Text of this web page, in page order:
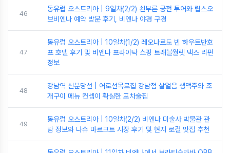
46
동유럽 오스트리아 | 9일차(2/2) 쇤부른 궁전 투어와 립스오
브비엔나 예약 방문 후기, 비엔나 야경 구경
47
동유럽 오스트리아 | 10일차(1/2) 레오나르도 빈 하우트반호
프 호텔 후기 및 비엔나 프라이탁 쇼핑 트래블월렛 택스 리펀
정보
48
강남역 신분당선 | 어로선목로집 강남점 살얼음 생맥주와 조
개구이 메뉴 컨셉이 확실한 포차술집
49
동유럽 오스트리아 | 10일차(2/2) 비엔나 미술사 박물관 관
람 정보와 나슈 마르크트 시장 후기 및 현지 로컬 맛집 추천